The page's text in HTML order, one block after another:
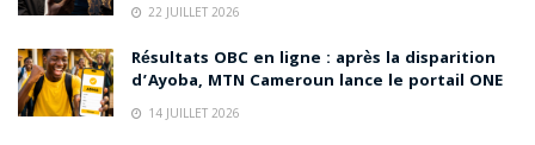
22 JUILLET 2026
Résultats OBC en ligne : après la disparition
d’Ayoba, MTN Cameroun lance le portail ONE
14 JUILLET 2026